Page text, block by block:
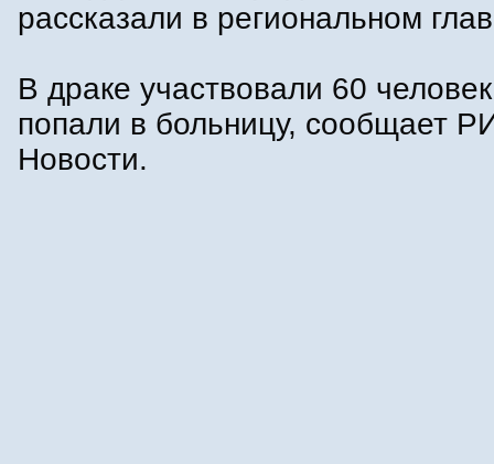
рассказали в региональном
В драке участвовали 60
попали в больницу, сообщает
Новости.